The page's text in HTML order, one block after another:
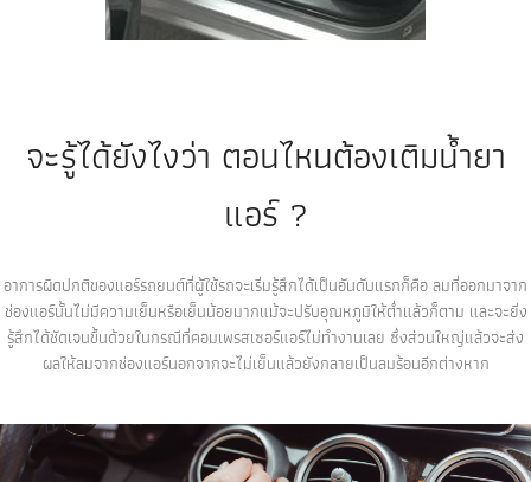
จะรู้ได้ยังไงว่า ตอนไหนต้องเติมน้ำยา
แอร์ ?
อาการผิดปกติของแอร์รถยนต์ที่ผู้ใช้รถจะเริ่มรู้สึกได้เป็นอันดับแรกก็คือ ลมที่ออกมาจาก
ช่องแอร์นั้นไม่มีความเย็นหรือเย็นน้อยมากแม้จะปรับอุณหภูมิให้ต่ำแล้วก็ตาม และจะยิ่ง
รู้สึกได้ชัดเจนขึ้นด้วยในกรณีที่คอมเพรสเซอร์แอร์ไม่ทำงานเลย ซึ่งส่วนใหญ่แล้วจะส่ง
ผลให้ลมจากช่องแอร์นอกจากจะไม่เย็นแล้วยังกลายเป็นลมร้อนอีกต่างหาก